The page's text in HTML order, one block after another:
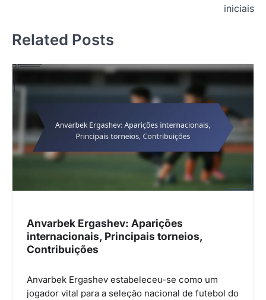
a
v
i
t
i
n
iniciais
Related Posts
Anvarbek Ergashev: Aparições
internacionais, Principais torneios,
Contribuições
Anvarbek Ergashev estabeleceu-se como um
jogador vital para a seleção nacional de futebol do